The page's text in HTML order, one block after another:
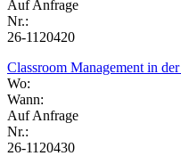
Auf Anfrage
Nr.:
26-1120420
Classroom Management in
Wo:
Wann:
Auf Anfrage
Nr.:
26-1120430